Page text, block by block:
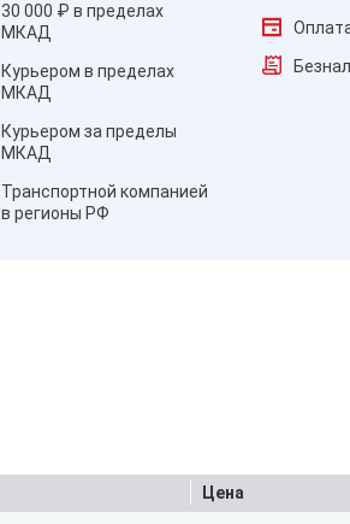
30 000 ₽ в пределах
МКАД
Курьером в пределах
МКАД
Курьером за пределы
МКАД
Транспортной компанией
в регионы РФ
Цена